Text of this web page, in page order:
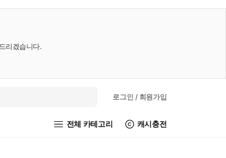
리겠습니다.
로그인 / 회원가입
전체 카테고리 캐시충전